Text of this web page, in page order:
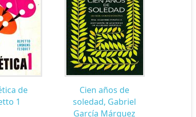
de
1
Cien años de
soledad, Gabriel
García Márquez